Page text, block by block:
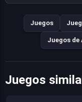
Juegos
Juegos
Juegos